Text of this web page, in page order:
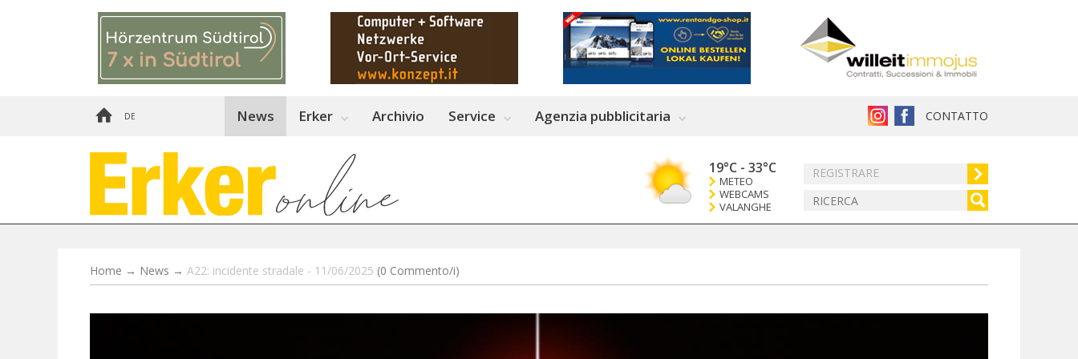
DE CONTATTO
News Erker Archivio Service Agenzia pubblicitaria
REGISTRARE
19°C - 33°C
METEO
WEBCAMS
VALANGHE
Home → News → A22: incidente stradale - 11/06/2025 (0 Commento/i)